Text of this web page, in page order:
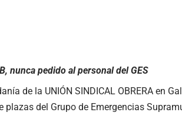
nunca pedido al personal del GES
de la UNIÓN SINDICAL OBRERA en
plazas del Grupo de Emergencias